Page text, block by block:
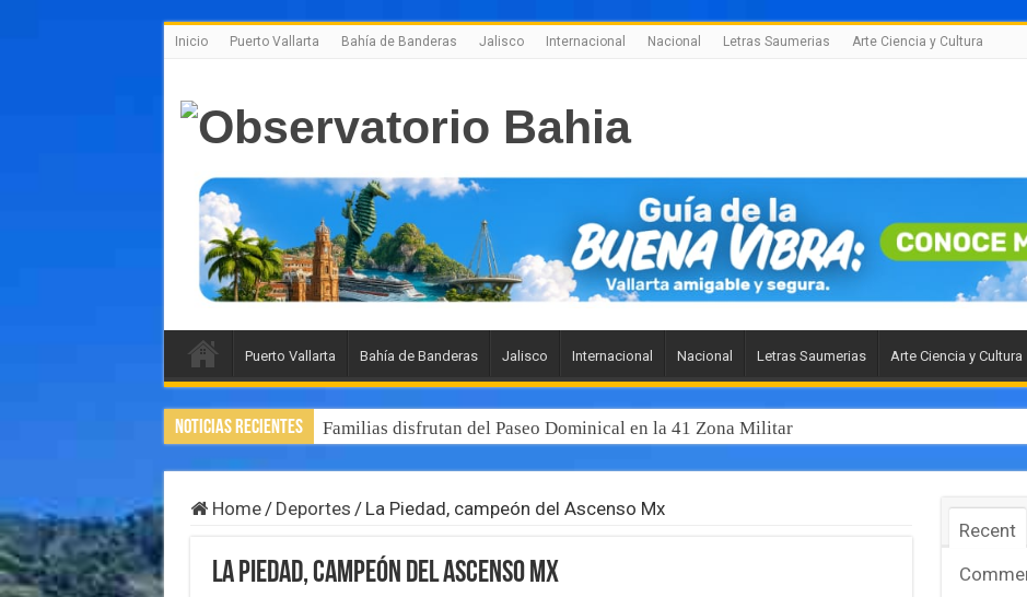
Inicio Puerto Vallarta Bahía de Banderas Jalisco Internacional Nacional Letras Saumerias Arte Ciencia y Cultura
Puerto Vallarta Bahía de Banderas Jalisco Internacional Nacional Letras Saumerias Arte Ciencia y Cultura
Noticias Recientes Familias disfrutan del Paseo Dominical en la 41 Zona Militar
Home / Deportes / La Piedad, campeón del Ascenso Mx
La Piedad, campeón del Ascenso Mx
Recent